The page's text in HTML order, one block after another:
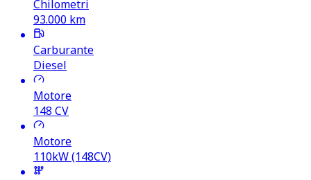
Chilometri
93.000 km
Carburante
Diesel
Motore
148 CV
Motore
110kW (148CV)